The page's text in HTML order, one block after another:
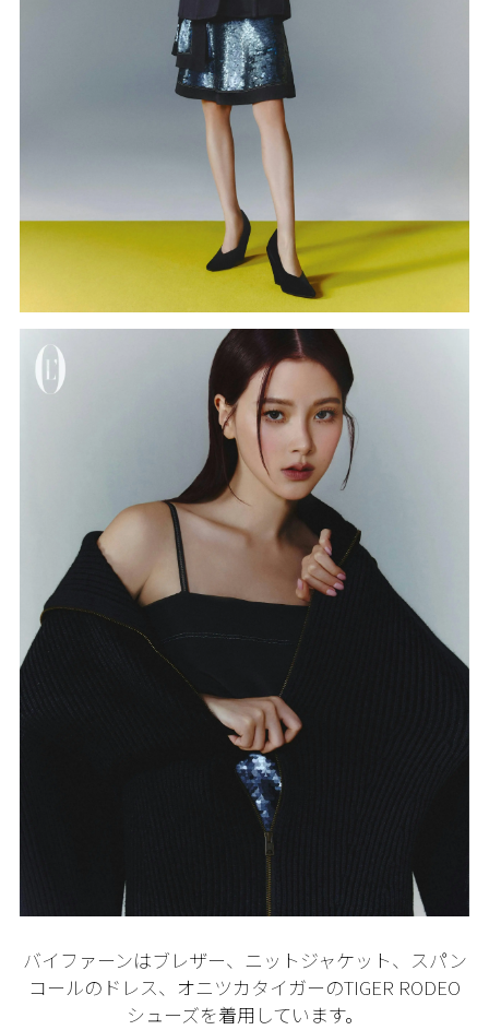
バイファーンはブレザー、ニットジャケット、スパン
コールのドレス、オニツカタイガーのTIGER RODEO
シューズを着用しています。